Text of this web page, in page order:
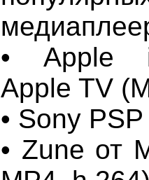
• Apple
Apple TV
• Sony
• Zune от